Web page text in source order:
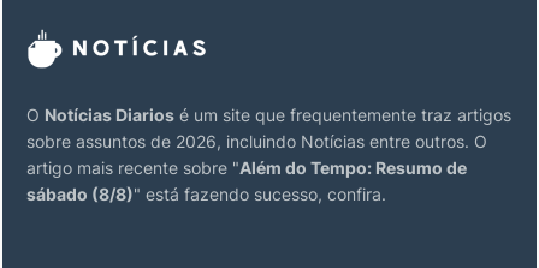
O Notícias Diarios é um site que frequentemente traz artigos
sobre assuntos de 2026, incluindo Notícias entre outros. O
artigo mais recente sobre "Além do Tempo: Resumo de
sábado (8/8)" está fazendo sucesso, confira.